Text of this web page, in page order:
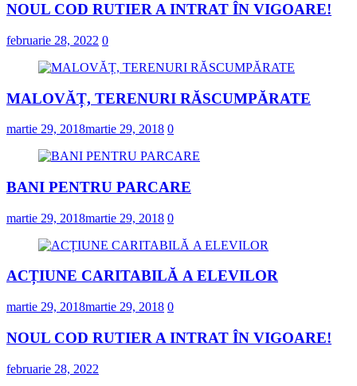
NOUL COD RUTIER A INTRAT ÎN VIGOARE!
februarie 28, 2022 0
MALOVĂȚ, TERENURI RĂSCUMPĂRATE
martie 29, 2018martie 29, 2018 0
BANI PENTRU PARCARE
martie 29, 2018martie 29, 2018 0
ACȚIUNE CARITABILĂ A ELEVILOR
martie 29, 2018martie 29, 2018 0
NOUL COD RUTIER A INTRAT ÎN VIGOARE!
februarie 28, 2022